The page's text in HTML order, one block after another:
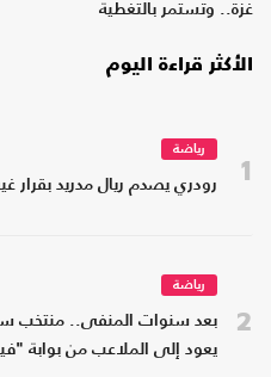
غزة.. وتستمر بالتغطية
الأكثر قراءة اليوم
1
رياضة
رودري يصدم ريال مدريد بقرار
2
رياضة
بعد سنوات المنفى.. منتخب
يعود إلى الملاعب من بوابة